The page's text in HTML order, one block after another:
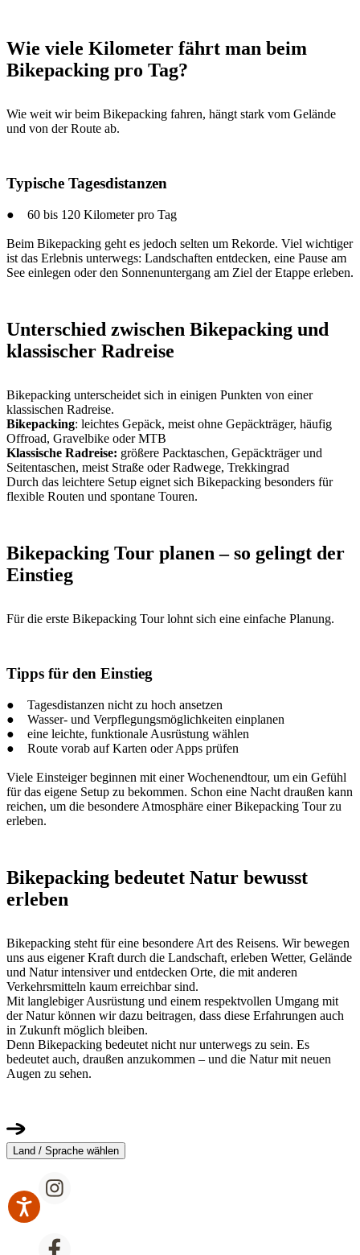
Wie viele Kilometer fährt man beim
Bikepacking pro Tag?
Wie weit wir beim Bikepacking fahren, hängt stark vom Gelände
und von der Route ab.
Typische Tagesdistanzen
● 60 bis 120 Kilometer pro Tag
Beim Bikepacking geht es jedoch selten um Rekorde. Viel wichtiger
ist das Erlebnis unterwegs: Landschaften entdecken, eine Pause am
See einlegen oder den Sonnenuntergang am Ziel der Etappe erleben.
Unterschied zwischen Bikepacking und
klassischer Radreise
Bikepacking unterscheidet sich in einigen Punkten von einer
klassischen Radreise.
Bikepacking: leichtes Gepäck, meist ohne Gepäckträger, häufig
Offroad, Gravelbike oder MTB
Klassische Radreise: größere Packtaschen, Gepäckträger und
Seitentaschen, meist Straße oder Radwege, Trekkingrad
Durch das leichtere Setup eignet sich Bikepacking besonders für
flexible Routen und spontane Touren.
Bikepacking Tour planen – so gelingt der
Einstieg
Für die erste Bikepacking Tour lohnt sich eine einfache Planung.
Tipps für den Einstieg
● Tagesdistanzen nicht zu hoch ansetzen
● Wasser- und Verpflegungsmöglichkeiten einplanen
● eine leichte, funktionale Ausrüstung wählen
● Route vorab auf Karten oder Apps prüfen
Viele Einsteiger beginnen mit einer Wochenendtour, um ein Gefühl
für das eigene Setup zu bekommen. Schon eine Nacht draußen kann
reichen, um die besondere Atmosphäre einer Bikepacking Tour zu
erleben.
Bikepacking bedeutet Natur bewusst
erleben
Bikepacking steht für eine besondere Art des Reisens. Wir bewegen
uns aus eigener Kraft durch die Landschaft, erleben Wetter, Gelände
und Natur intensiver und entdecken Orte, die mit anderen
Verkehrsmitteln kaum erreichbar sind.
Mit langlebiger Ausrüstung und einem respektvollen Umgang mit
der Natur können wir dazu beitragen, dass diese Erfahrungen auch
in Zukunft möglich bleiben.
Denn Bikepacking bedeutet nicht nur unterwegs zu sein. Es
bedeutet auch, draußen anzukommen – und die Natur mit neuen
Augen zu sehen.
Land / Sprache wählen